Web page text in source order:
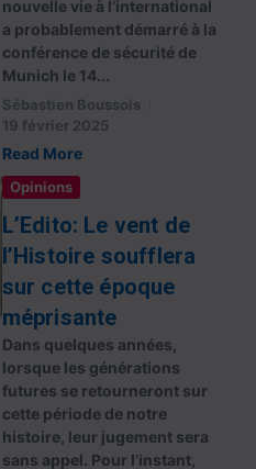
nouvelle vie à l’international
a probablement démarré à la
conférence de sécurité de
Munich le 14...
Sébastien Boussois
19 février 2025
Read More
Opinions
L’Edito: Le vent de
l’Histoire soufflera
sur cette époque
méprisante
Dans quelques années,
lorsque les générations
futures se retourneront sur
cette période de notre
histoire, leur jugement sera
sans appel. Pour l’instant,